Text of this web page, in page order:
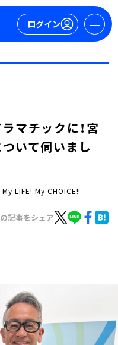
ログイン
マチックに！宮
いて伺いまし
LIFE! My CHOICE!!
記事をシェア